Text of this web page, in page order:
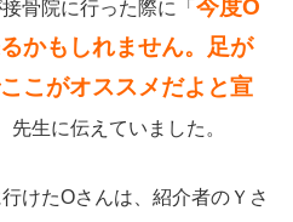
骨院に行った際に「 今度O
かもしれません。足が
こがオススメだよと宣
先生に伝えていました。
けたOさんは、紹介者のＹさ